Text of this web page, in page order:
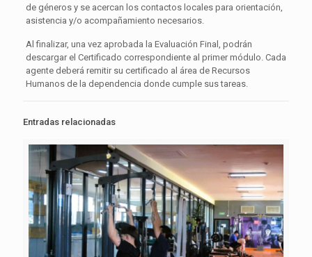
de géneros y se acercan los contactos locales para orientación,
asistencia y/o acompañamiento necesarios.
Al finalizar, una vez aprobada la Evaluación Final, podrán
descargar el Certificado correspondiente al primer módulo. Cada
agente deberá remitir su certificado al área de Recursos
Humanos de la dependencia donde cumple sus tareas.
Entradas relacionadas